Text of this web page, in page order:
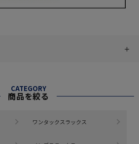
CATEGORY
商品を絞る
ワンタックスラックス